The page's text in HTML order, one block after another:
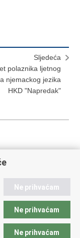
Sljedeća
polaznika ljetnog
njemackog jezika
HKD "Napredak"
Ne prihvaćam
Ne prihvaćam
Ne prihvaćam